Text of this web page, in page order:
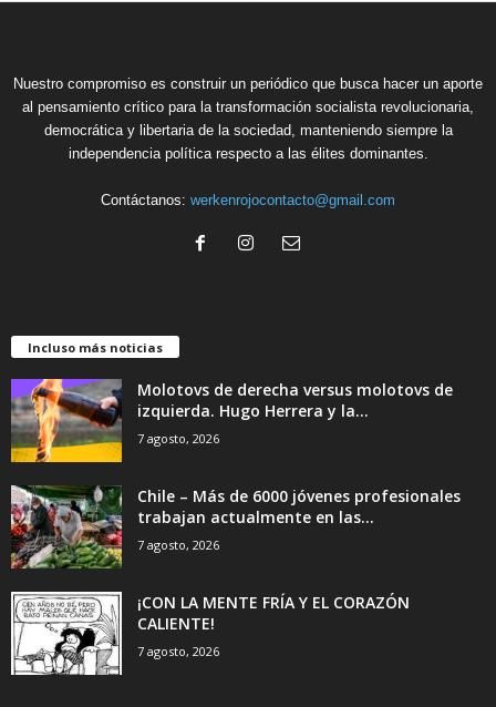
Nuestro compromiso es construir un periódico que busca hacer un aporte
al pensamiento crítico para la transformación socialista revolucionaria,
democrática y libertaria de la sociedad, manteniendo siempre la
independencia política respecto a las élites dominantes.
Contáctanos: werkenrojocontacto@gmail.com
Incluso más noticias
Molotovs de derecha versus molotovs de
izquierda. Hugo Herrera y la...
7 agosto, 2026
Chile – Más de 6000 jóvenes profesionales
trabajan actualmente en las...
7 agosto, 2026
¡CON LA MENTE FRÍA Y EL CORAZÓN
CALIENTE!
7 agosto, 2026